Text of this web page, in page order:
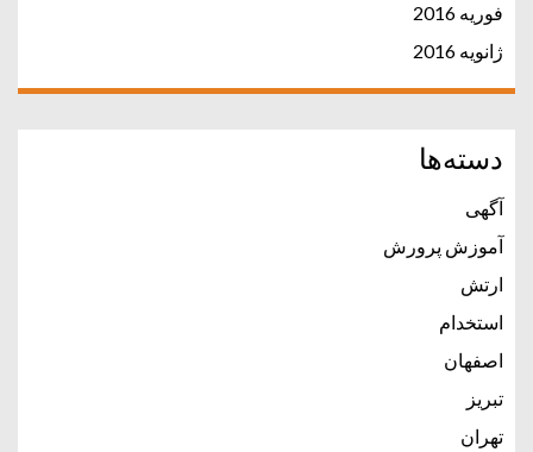
فوریه 2016
ژانویه 2016
دسته‌ها
آگهی
آموزش پرورش
ارتش
استخدام
اصفهان
تبریز
تهران